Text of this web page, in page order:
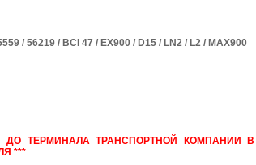
/ 56219 / BCI 47 / EX900 / D15 / LN2 / L2 / MAX900
ДО ТЕРМИНАЛА ТРАНСПОРТНОЙ КОМПАНИИ В
***